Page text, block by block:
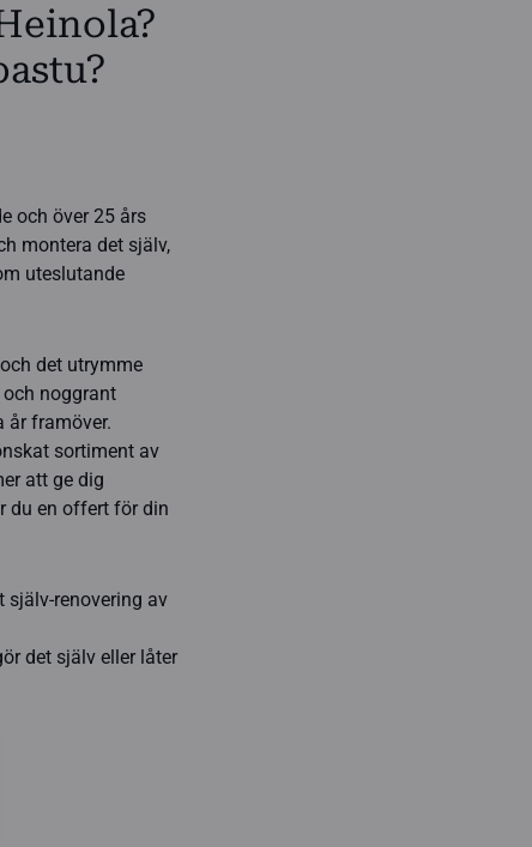
och över 25 års
montera det själv,
uteslutande
det utrymme
noggrant
år framöver.
sortiment av
att ge dig
du en offert för din
själv-renovering av
det själv eller låter